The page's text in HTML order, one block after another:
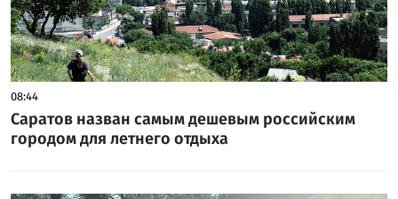
08:44
Саратов назван самым дешевым российским
городом для летнего отдыха